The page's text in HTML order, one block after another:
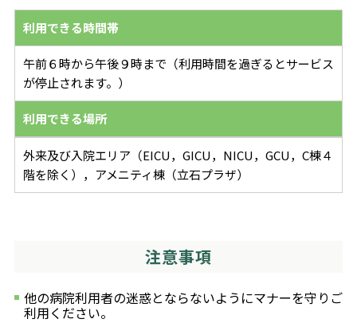
利用できる時間帯
午前６時から午後９時まで（利用時間を過ぎるとサービス
が停止されます。）
利用できる場所
外来及び入院エリア（EICU，GICU，NICU，GCU，C棟４
階を除く），アメニティ棟（立石プラザ）
注意事項
他の病院利用者の迷惑とならないようにマナーを守りご
利用ください。